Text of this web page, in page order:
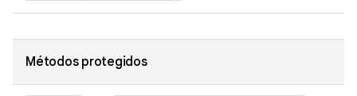
Métodos protegidos